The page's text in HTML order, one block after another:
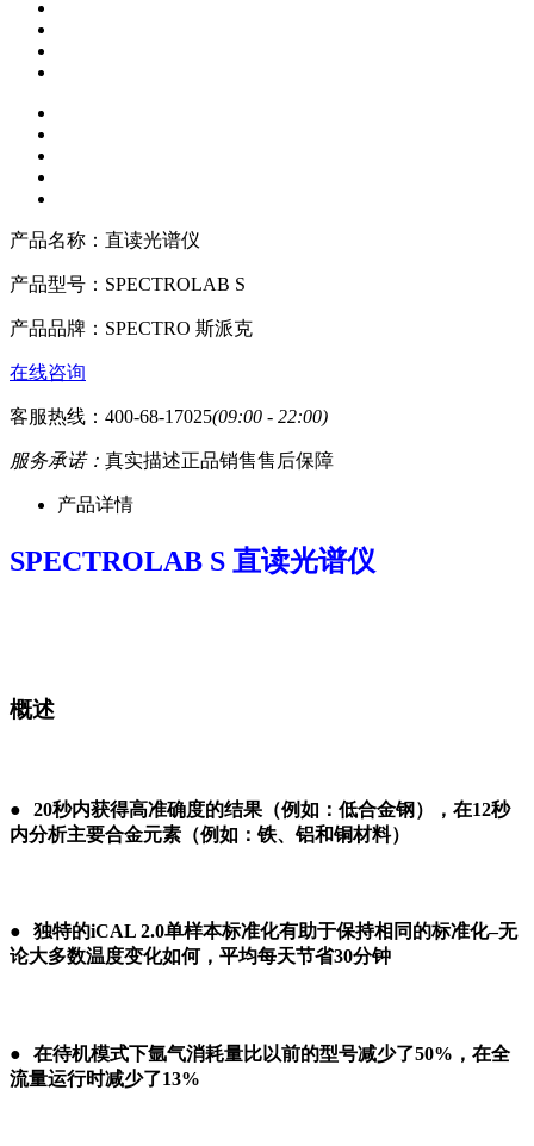
产品名称： 直读光谱仪
产品型号： SPECTROLAB S
产品品牌： SPECTRO 斯派克
在线咨询
客服热线：400-68-17025(09:00 - 22:00)
服务承诺： 真实描述正品销售售后保障
产品详情
SPECTROLAB S 直读光谱仪
概述
● 20秒内获得高准确度的结果（例如：低合金钢），在12秒
内分析主要合金元素（例如：铁、铝和铜材料）
● 独特的iCAL 2.0单样本标准化有助于保持相同的标准化–无
论大多数温度变化如何，平均每天节省30分钟
●
在待机模式下氩气消耗量比以前的型号减少了50%，在全
流量运行时减少了13%